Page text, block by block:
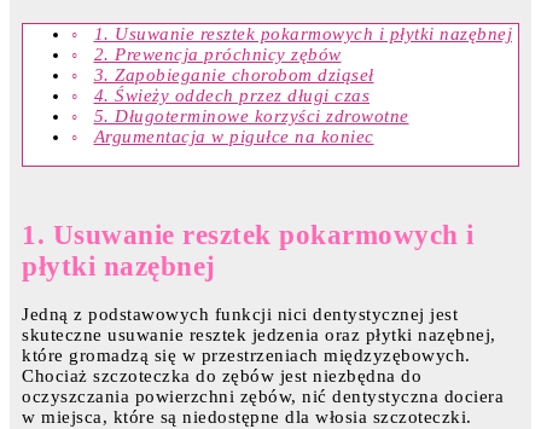
1. Usuwanie resztek pokarmowych i płytki nazębnej
2. Prewencja próchnicy zębów
3. Zapobieganie chorobom dziąseł
4. Świeży oddech przez długi czas
5. Długoterminowe korzyści zdrowotne
Argumentacja w pigułce na koniec
1. Usuwanie resztek pokarmowych i
płytki nazębnej
Jedną z podstawowych funkcji nici dentystycznej jest
skuteczne usuwanie resztek jedzenia oraz płytki nazębnej,
które gromadzą się w przestrzeniach międzyzębowych.
Chociaż szczoteczka do zębów jest niezbędna do
oczyszczania powierzchni zębów, nić dentystyczna dociera
w miejsca, które są niedostępne dla włosia szczoteczki.